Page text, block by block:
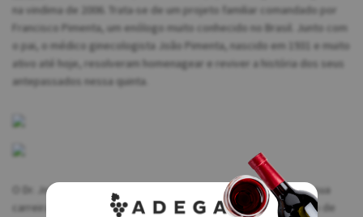
na vindima de 2006. Trata-se de um projeto familiar comandado por
Francisco Pimenta, um enólogo muito conhecido no Brasil. Junto com
o pai, o médico ginecologista João Pimenta, nascido em 1931 e muito
ativo até hoje, resolveram homenagear e reviver a história dos seus
antepassados nessa quinta.
O Dr. João Pimenta é uma pessoa muito querida na região. Em sua
carreira profissional, realizou mais de 40.000 partos, inclusive o de